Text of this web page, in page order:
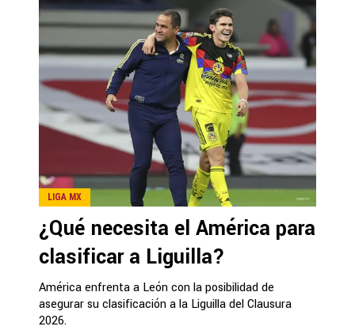
LIGA MX
¿Qué necesita el América para
clasificar a Liguilla?
América enfrenta a León con la posibilidad de
asegurar su clasificación a la Liguilla del Clausura
2026.